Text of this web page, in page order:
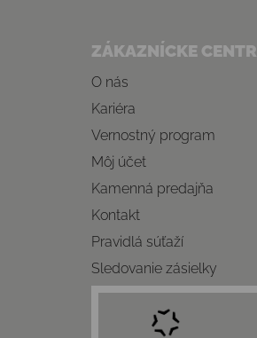
ZÁKAZNÍCKE
O nás
Kariéra
Vernostný program
Môj účet
Kamenná predajňa
Kontakt
Pravidlá súťaží
Sledovanie zásielky